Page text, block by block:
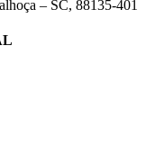
– SC, 88135-401